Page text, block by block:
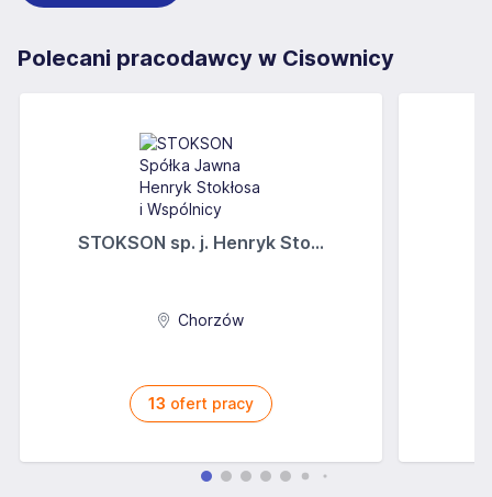
Polecani pracodawcy w Cisownicy
STOKSON sp. j. Henryk Sto...
Chorzów
13 ofert pracy